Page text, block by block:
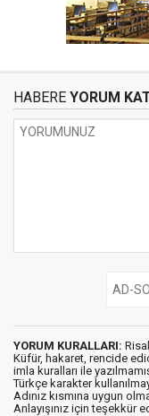
HABERE YORUM
YORUM KURALLARI:
Küfür, hakaret, rencide
imla kuralları ile
Türkçe karakter
Adınız kısmına uygun
Anlayışınız için teşekkür